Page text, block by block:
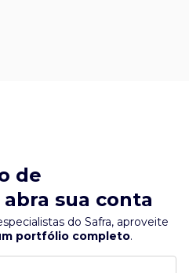
de
sua conta
do Safra, aproveite
portfólio completo.